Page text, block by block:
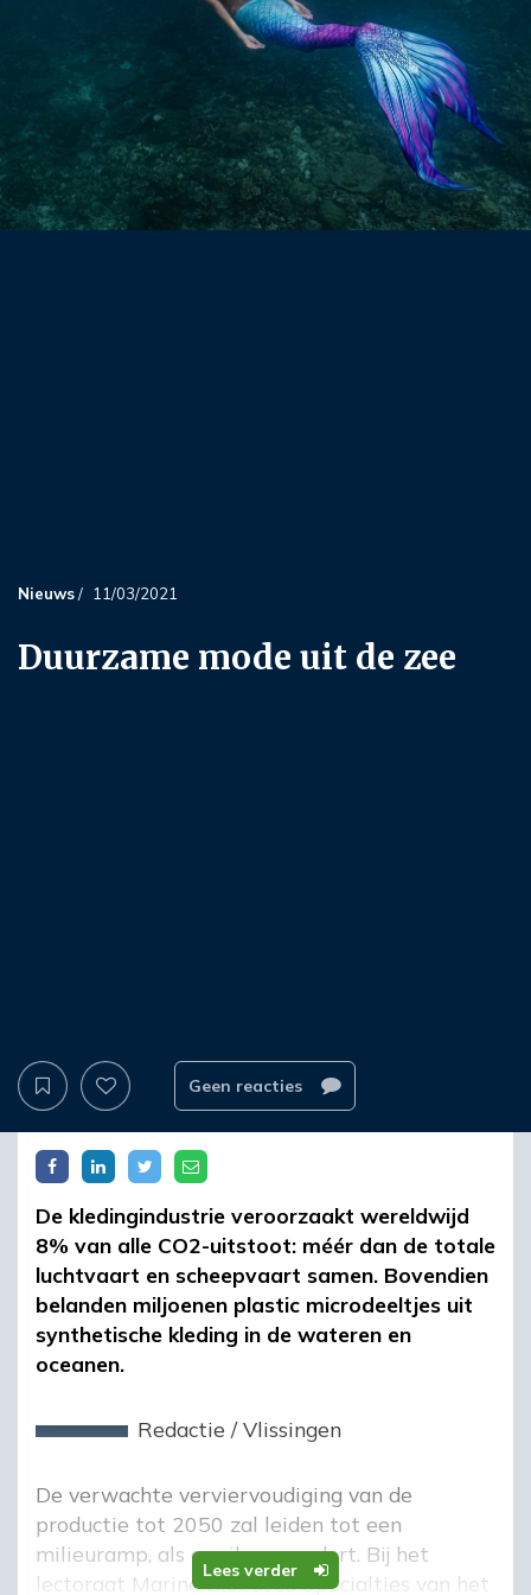
Nieuws/ 11/03/2021
Duurzame mode uit de zee
Geen reacties
Lees verder
De kledingindustrie veroorzaakt wereldwijd
8% van alle CO2-uitstoot: méér dan de totale
luchtvaart en scheepvaart samen. Bovendien
belanden miljoenen plastic microdeeltjes uit
synthetische kleding in de wateren en
oceanen.
Redactie /Vlissingen
De verwachte verviervoudiging van de
productie tot 2050 zal leiden tot een
milieuramp, als er niks verandert. Bij het
lectoraat Marine Biobased Specialties van het